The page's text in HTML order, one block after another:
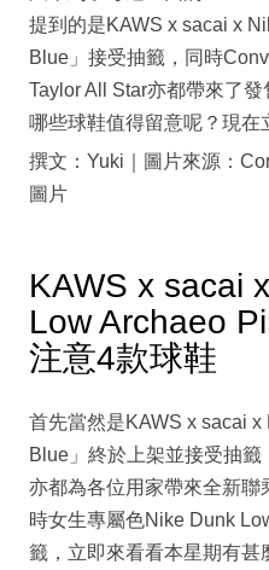
提到的是KAWS x sacai x
Blue」接受抽籤，同時
Taylor All Star亦都帶來了
哪些球鞋值得留意呢？現在
撰文：Yuki｜圖片來源：
圖片
KAWS x sacai
Low Archaeo
注意4款球鞋
首先當然是KAWS x sacai
Blue」終於上架並接受抽
亦都為各位用家帶來全新聯
時女生專屬色Nike Dunk
籤，立即來看看本星期有甚